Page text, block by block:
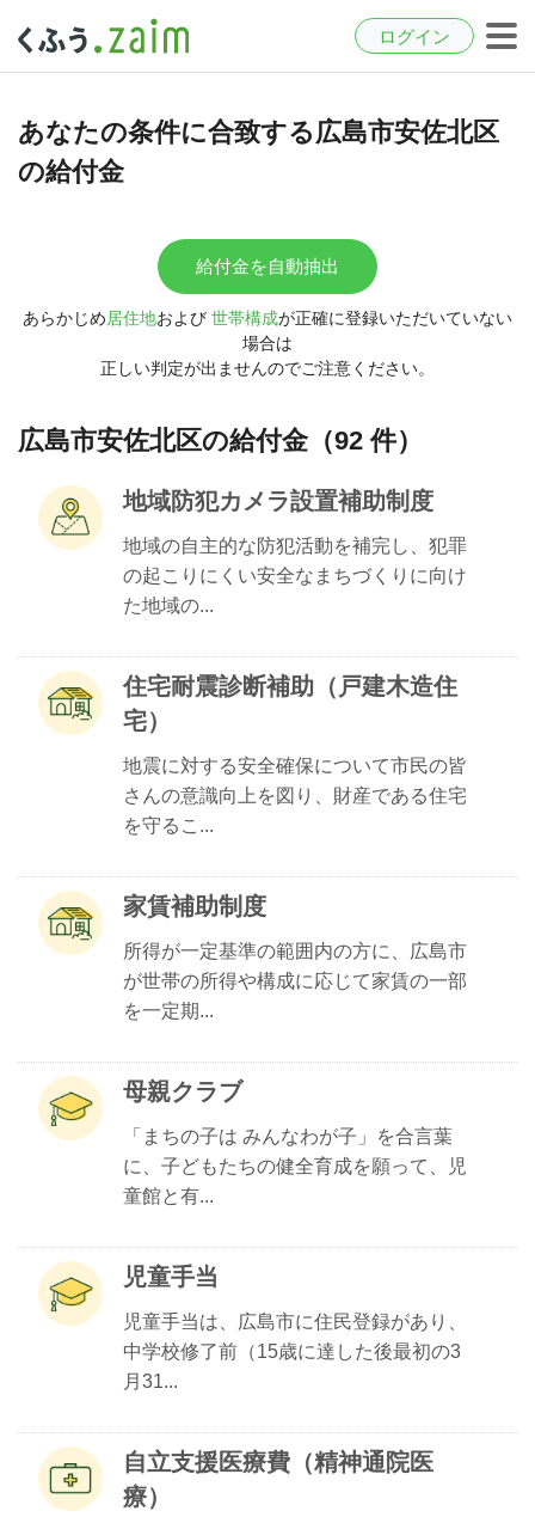
ログイン
あなたの条件に合致する広島市安佐北区
の給付金
給付金を自動抽出
あらかじめ居住地および 世帯構成が正確に登録いただいていない
場合は
正しい判定が出ませんのでご注意ください。
広島市安佐北区の給付金（92 件）
地域防犯カメラ設置補助制度
地域の自主的な防犯活動を補完し、犯罪
の起こりにくい安全なまちづくりに向け
た地域の...
住宅耐震診断補助（戸建木造住
宅）
地震に対する安全確保について市民の皆
さんの意識向上を図り、財産である住宅
を守るこ...
家賃補助制度
所得が一定基準の範囲内の方に、広島市
が世帯の所得や構成に応じて家賃の一部
を一定期...
母親クラブ
「まちの子は みんなわが子」を合言葉
に、子どもたちの健全育成を願って、児
童館と有...
児童手当
児童手当は、広島市に住民登録があり、
中学校修了前（15歳に達した後最初の3
月31...
自立支援医療費（精神通院医
療）